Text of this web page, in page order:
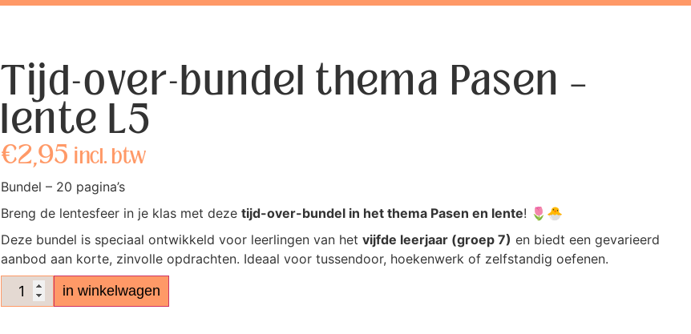
Tijd-over-bundel thema Pasen –
lente L5
€2,95 incl. btw
Bundel – 20 pagina’s
Breng de lentesfeer in je klas met dezetijd-over-bundel in het thema Pasen en lente! 🌷🐣
Deze bundel is speciaal ontwikkeld voor leerlingen van hetvijfde leerjaar (groep 7) en biedt een gevarieerd
aanbod aan korte, zinvolle opdrachten. Ideaal voor tussendoor, hoekenwerk of zelfstandig oefenen.
in winkelwagen